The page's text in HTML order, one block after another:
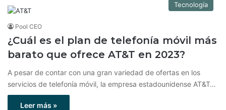
Tecnología
Pool CEO
¿Cuál es el plan de telefonía móvil más
barato que ofrece AT&T en 2023?
A pesar de contar con una gran variedad de ofertas en los
servicios de telefonía móvil, la empresa estadounidense AT&T…
Leer más »